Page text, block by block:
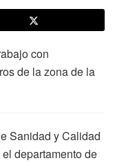
con
de la zona de la
Sanidad y Calidad
departamento de